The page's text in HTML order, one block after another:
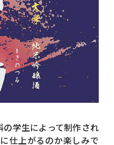
学生によって制作され
仕上がるのか楽しみで